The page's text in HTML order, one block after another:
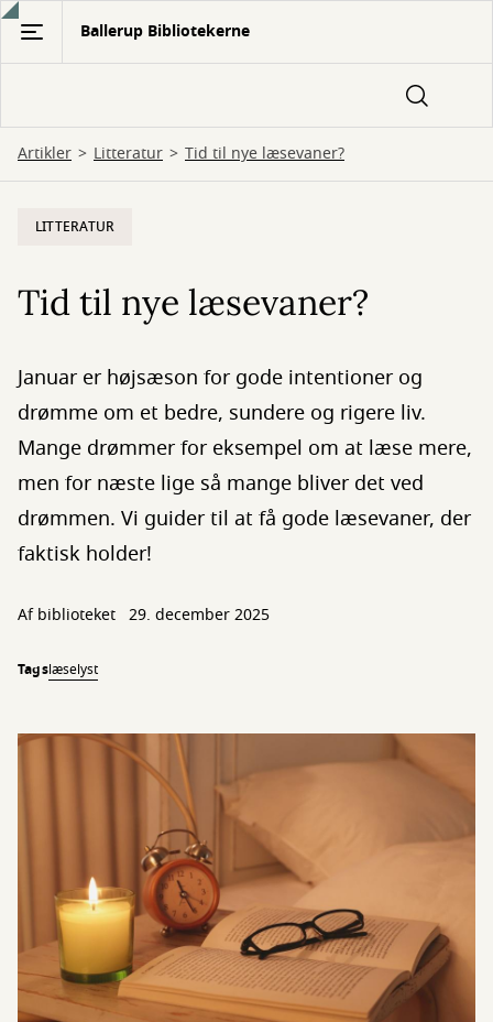
Gå
hovedindhold
Ballerup Bibliotekerne
Artikler Litteratur Tid til nye læsevaner?
LITTERATUR
Tid til nye læsevaner?
Januar er højsæson for gode intentioner og
drømme om et bedre, sundere og rigere liv.
Mange drømmer for eksempel om at læse mere,
men for næste lige så mange bliver det ved
drømmen. Vi guider til at få gode læsevaner, der
faktisk holder!
Af biblioteket 29. december 2025
Tagslæselyst